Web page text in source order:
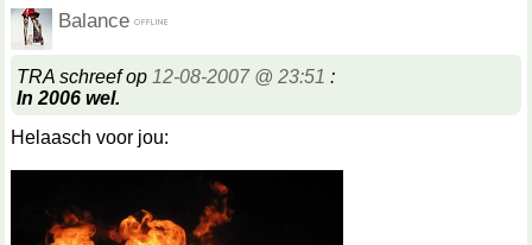
Balance
TRA schreef op 12-08-2007 @ 23:51 :
In 2006 wel.
Helaasch voor jou: